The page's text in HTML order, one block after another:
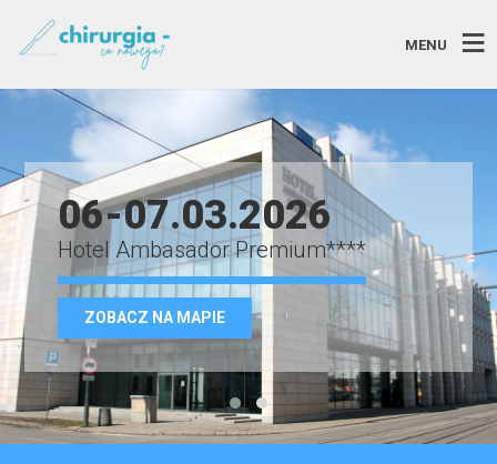
MENU
06-07.03.2026
Hotel Ambasador Premium****
ZOBACZ NA MAPIE